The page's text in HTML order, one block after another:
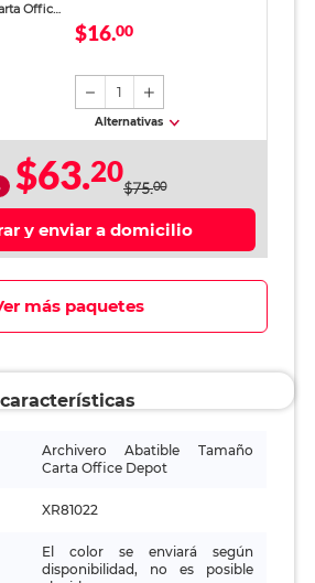
Office
$16.00
1
Alternativas
$63.20$75.00
y enviar a domicilio
más paquetes
Archivero Abatible Tamaño
Carta Office Depot
XR81022
El color se enviará según
disponibilidad, no es posible